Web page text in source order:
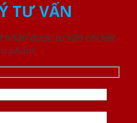
TƯ VẤN
nhận được tư vấn chi tiết
phẩm